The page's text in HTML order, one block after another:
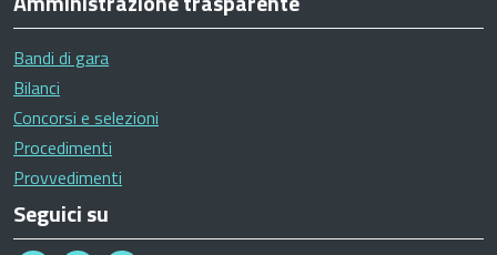
Bandi di gara
Bilanci
Concorsi e selezioni
Procedimenti
Provvedimenti
Seguici su